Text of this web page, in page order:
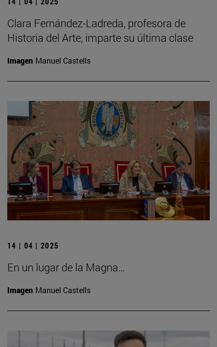
Clara Fernández-Ladreda, profesora de
Historia del Arte, imparte su última clase
Imagen Manuel Castells
14 | 04 | 2025
En un lugar de la Magna…
Imagen Manuel Castells